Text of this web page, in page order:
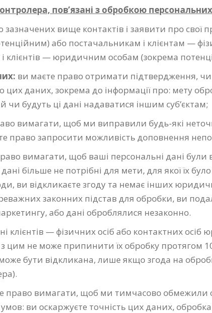
пов’язані з обробкою
вище контактів і заявити про
або постачальникам і клієнтам —
клієнтів — юридичним особам (зокрема
ви маєте право отримати підтвердження,
даних, зокрема до інформації про: мету
чи будуть ці дані надаватися іншим суб’єктам;
вимагати, щоб ми виправили будь-які
право запросити можливість доповнення
вимагати, щоб ваші персональні дані
більше не потрібні для мети, для якої їх
ви відкликаєте згоду та немає інших
законних підстав для обробки, ви
або дані оброблялися незаконно.
клієнтів — фізичних осіб або контактних
з цим не може припинити їх обробку протягом
бути відкликана, лише якщо згода на
право вимагати, щоб ми тимчасово обмежили
ви оскаржуєте точність цих даних,